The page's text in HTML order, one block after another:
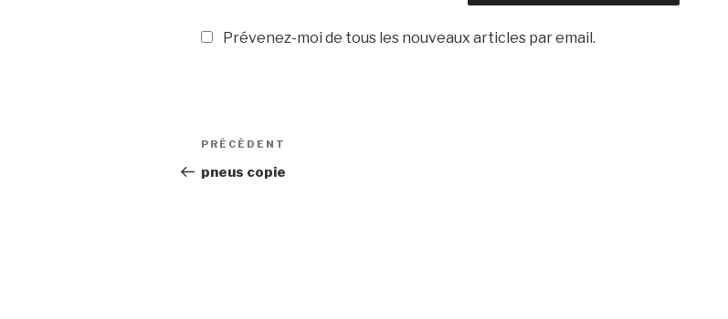
Prévenez-moi de tous les nouveaux articles par email.
Navigation
de
Article
précédent
PRÉCÉDENT
pneus copie